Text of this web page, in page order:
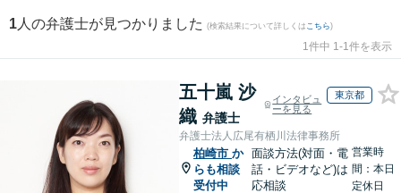
1 人の弁護士が見つかりました (検索結果について詳しくは こちら)
1件中 1-1件を表示
五十嵐 沙
織 弁護士
インタビュ
ーを見る
東京都
弁護士法人広尾有栖川法律事務所
柏崎市 か
らも相談
受付中
面談方法(対面・電
話・ビデオなど)は
応相談
営業時
間：本日
定休日